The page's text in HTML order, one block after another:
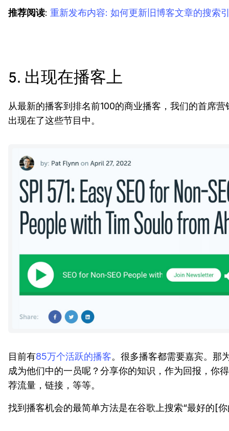
推荐阅读: 重新发布内容: 如何更新旧博客文章的搜索
5. 出现在播客上
从最新的播客到排名前100的商业播客，我们的首席
出现在了这些节目中。
目前有85万个活跃的播客。很多播客都需要嘉宾。那
成为他们中的一员呢？分享你的知识，作为回报，你
荐流量，链接，等等。
找到播客机会的最简单方法是在谷歌上搜索“最好的[